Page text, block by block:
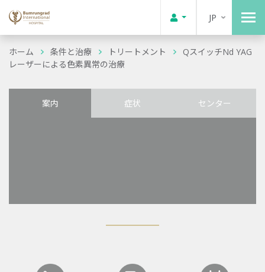
JP
ホーム 条件と治療 トリートメント
QスイッチNd YAG
レーザーによる色素異常の治療
案内 症状 センター